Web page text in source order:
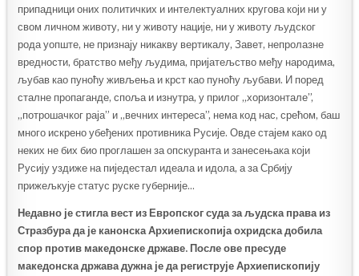
припадници оних политичких и интелектуалних кругова који ни у
свом личном животу, ни у животу нације, ни у животу људског
рода уопште, не признају никакву вертикалу, Завет, непролазне
вредности, братство међу људима, пријатељство међу народима,
љубав као пуноћу живљења и крст као пуноћу љубави. И поред
сталне пропаганде, споља и изнутра, у прилог „хоризонтале”,
„потрошачког раја” и „вечних интереса”, нема код нас, срећом, баш
много искрено убеђених противника Русије. Овде стајем како од
неких не бих био проглашен за опскуранта и занесењака који
Русију уздиже на пиједестал идеала и идола, а за Србију
прижељкује статус руске губерније…
Недавно је стигла вест из Европског суда за људска права из
Стразбура да је канонска Архиепископија охридска добила
спор против македонске државе. После ове пресуде
македонска држава дужна је да региструје Архиепископију